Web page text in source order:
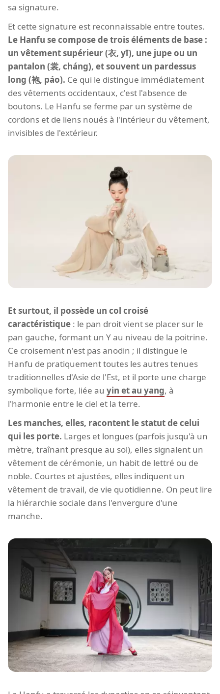
sa signature.
Et cette signature est reconnaissable entre toutes.
Le Hanfu se compose de trois éléments de base :
un vêtement supérieur (衣, yī), une jupe ou un
pantalon (裳, cháng), et souvent un pardessus
long (袍, páo). Ce qui le distingue immédiatement
des vêtements occidentaux, c'est l'absence de
boutons. Le Hanfu se ferme par un système de
cordons et de liens noués à l'intérieur du vêtement,
invisibles de l'extérieur.
Et surtout, il possède un col croisé
caractéristique : le pan droit vient se placer sur le
pan gauche, formant un Y au niveau de la poitrine.
Ce croisement n'est pas anodin ; il distingue le
Hanfu de pratiquement toutes les autres tenues
traditionnelles d'Asie de l'Est, et il porte une charge
symbolique forte, liée au yin et au yang, à
l'harmonie entre le ciel et la terre.
Les manches, elles, racontent le statut de celui
qui les porte. Larges et longues (parfois jusqu'à un
mètre, traînant presque au sol), elles signalent un
vêtement de cérémonie, un habit de lettré ou de
noble. Courtes et ajustées, elles indiquent un
vêtement de travail, de vie quotidienne. On peut lire
la hiérarchie sociale dans l'envergure d'une
manche.